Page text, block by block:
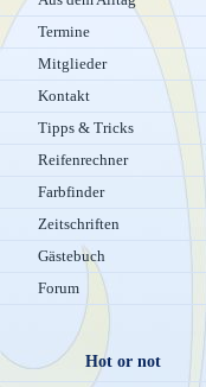
Termine
Mitglieder
Kontakt
Tipps & Tricks
Reifenrechner
Farbfinder
Zeitschriften
Gästebuch
Forum
Hot or not